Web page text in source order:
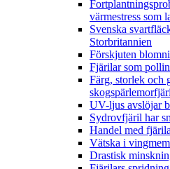
värmestress som
Svenska
Storbritannien
Förskjuten
Fjärilar som
Färg, storlek och
UV-ljus avslöjar
Sydrovfjäril har
Handel med
Vätska i
Drastisk